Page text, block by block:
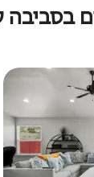
ידי אורחים